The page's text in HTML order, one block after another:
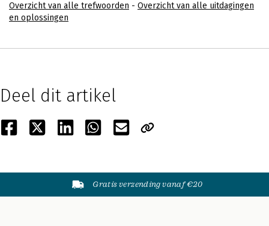
Overzicht van alle trefwoorden - Overzicht van alle uitdagingen
en oplossingen
Deel dit artikel
Gratis verzending vanaf €20